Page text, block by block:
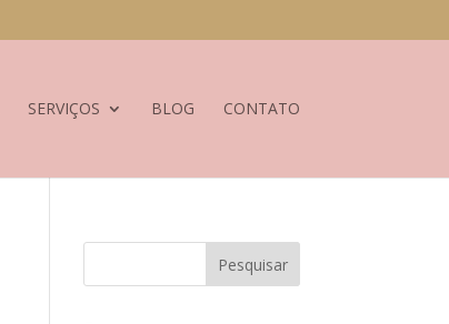
SERVIÇOS BLOG CONTATO
Pesquisar